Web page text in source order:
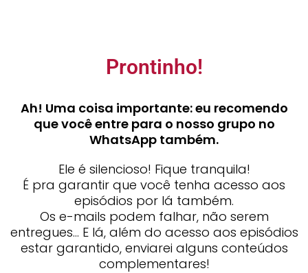
Prontinho!
Ah! Uma coisa importante: eu recomendo
que você entre para o nosso grupo no
WhatsApp também.
Ele é silencioso! Fique tranquila!
É pra garantir que você tenha acesso aos
episódios por lá também.
Os e-mails podem falhar, não serem
entregues… E lá, além do acesso aos episódios
estar garantido, enviarei alguns conteúdos
complementares!